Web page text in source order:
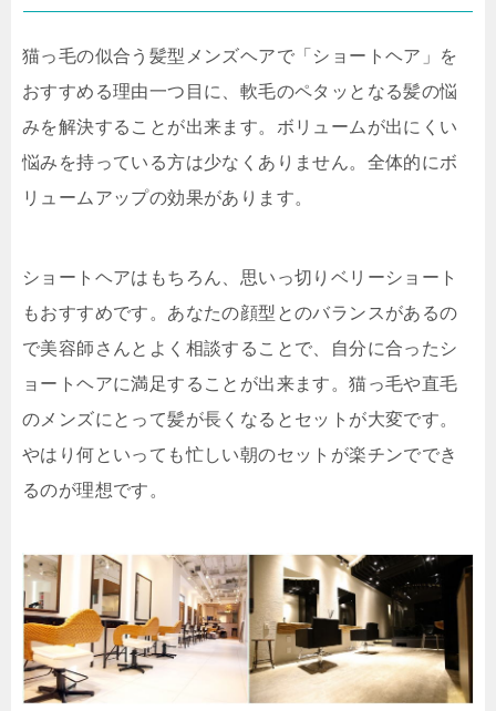
猫っ毛の似合う髪型メンズヘアで「ショートヘア」を
おすすめる理由一つ目に、軟毛のペタッとなる髪の悩
みを解決することが出来ます。ボリュームが出にくい
悩みを持っている方は少なくありません。全体的にボ
リュームアップの効果があります。
ショートヘアはもちろん、思いっ切りベリーショート
もおすすめです。あなたの顔型とのバランスがあるの
で美容師さんとよく相談することで、自分に合ったシ
ョートヘアに満足することが出来ます。猫っ毛や直毛
のメンズにとって髪が長くなるとセットが大変です。
やはり何といっても忙しい朝のセットが楽チンででき
るのが理想です。